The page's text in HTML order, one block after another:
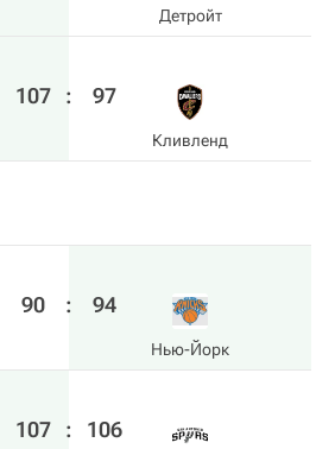
Детройт
107 : 97
Кливленд
90 : 94
Нью-Йорк
107 : 106